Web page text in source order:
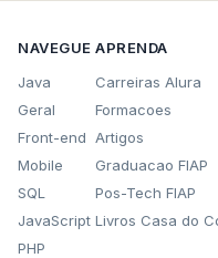
NAVEGUE
Java
Geral
Front-end
Mobile
SQL
JavaScript
PHP
APRENDA
Carreiras Alura
Formacoes
Artigos
Graduacao FIAP
Pos-Tech FIAP
Livros Casa do